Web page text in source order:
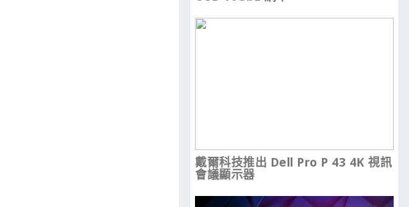
戴爾科技推出 Dell Pro P 43 4K 視訊
會議顯示器